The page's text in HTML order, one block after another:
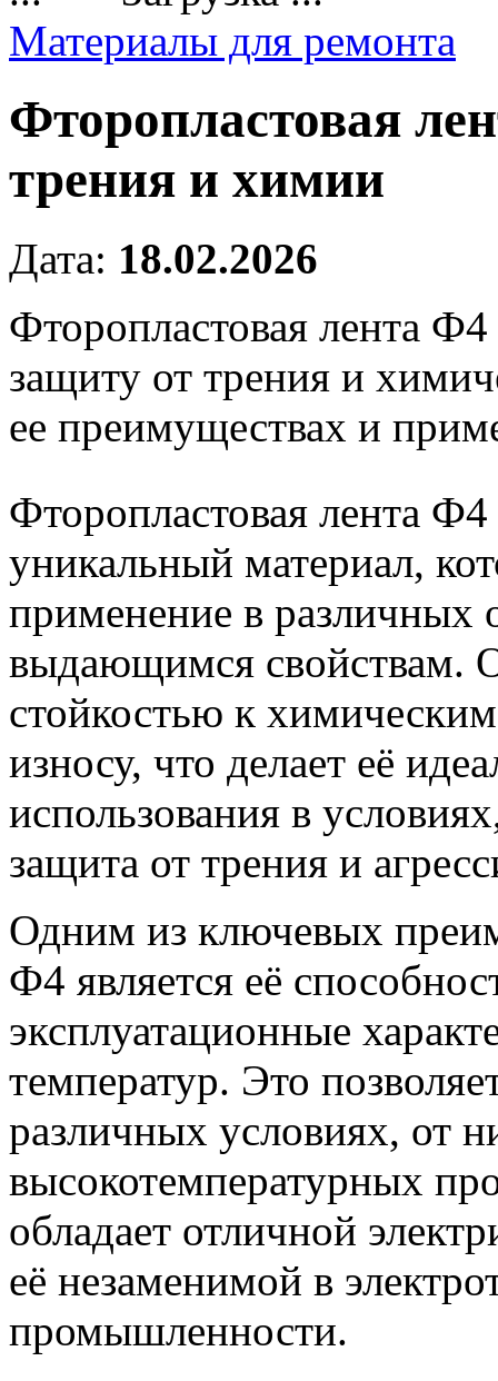
Материалы для ремонта
Фторопластовая
трения и химии
Дата: 18.02.2026
Фторопластовая лента
защиту от трения и
ее преимуществах и
Фторопластовая лента Ф4
уникальный материал,
применение в различных
выдающимся свойствам.
стойкостью к
износу, что делает её
использования в
защита от трения и
Одним из ключевых
Ф4 является её
эксплуатационные
температур. Это
различных условиях, от
высокотемпературных
обладает отличной
её незаменимой в
промышленности.